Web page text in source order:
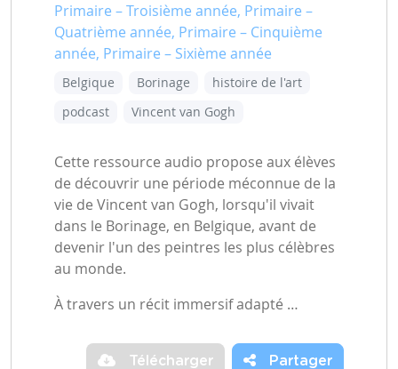
Primaire – Troisième année, Primaire –
Quatrième année, Primaire – Cinquième
année, Primaire – Sixième année
Belgique Borinage
histoire de l'art
podcast
Vincent van Gogh
Cette ressource audio propose aux élèves
de découvrir une période méconnue de la
vie de Vincent van Gogh, lorsqu'il vivait
dans le Borinage, en Belgique, avant de
devenir l'un des peintres les plus célèbres
au monde.
À travers un récit immersif adapté …
Télécharger Partager